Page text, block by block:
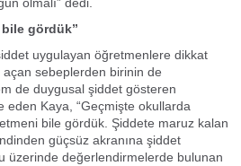
gördük”
uygulayan öğretmenlere dikkat
açan sebeplerden birinin de
de duygusal şiddet gösteren
Kaya, “Geçmişte okullarda
bile gördük. Şiddete maruz kalan
güçsüz akranına şiddet
üzerinde değerlendirmelerde bulunan